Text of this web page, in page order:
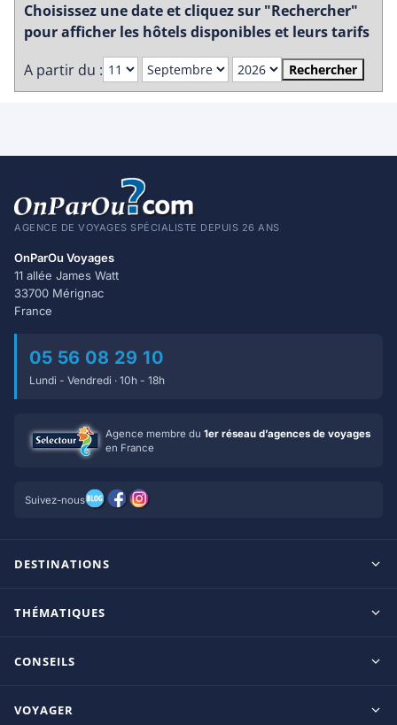
Choisissez une date et cliquez sur "Rechercher"
pour afficher les hôtels disponibles et leurs tarifs
A partir du :
Rechercher
AGENCE DE VOYAGES SPÉCIALISTE DEPUIS 26 ANS
OnParOu Voyages
11 allée James Watt
33700 Mérignac
France
05 56 08 29 10
Lundi - Vendredi · 10h - 18h
Agence membre du 1er réseau d’agences de voyages
en France
Suivez-nous
DESTINATIONS
Ile Maurice
République Dominicaine
THÉMATIQUES
Adultes uniquement
CONSEILS
VOYAGER